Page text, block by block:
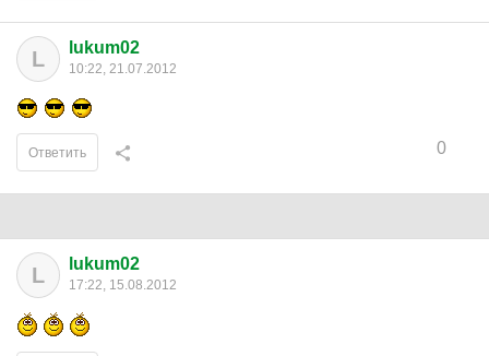
L lukum02
10:22, 21.07.2012
0
Ответить
L lukum02
17:22, 15.08.2012